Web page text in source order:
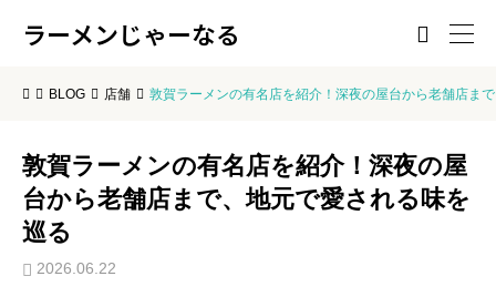
ラーメンじゃーなる 
BLOG 店舗 敦賀ラーメンの有名店を紹介！深夜の屋台から老舗店ま
敦賀ラーメンの有名店を紹介！深夜の屋
台から老舗店まで、地元で愛される味を
巡る
2026.06.22